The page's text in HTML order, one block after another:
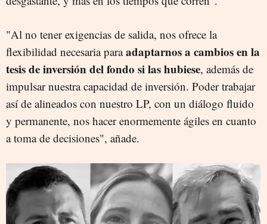
"Al no tener exigencias de salida, nos ofrece la
flexibilidad necesaria paraadaptarnos a cambios en la
tesis de inversión del fondo si las hubiese, además de
impulsar nuestra capacidad de inversión. Poder trabajar
así de alineados con nuestro LP, con un diálogo fluido
y permanente, nos hacer enormemente ágiles en cuanto
a toma de decisiones", añade.